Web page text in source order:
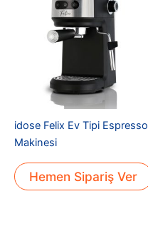
idose Felix Ev Tipi Espresso
Makinesi
Hemen Sipariş Ver